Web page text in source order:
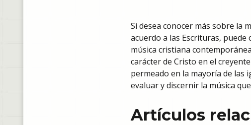
Si desea conocer más sobre la
acuerdo a las Escrituras,
música cristiana
carácter de Cristo en el
permeado en la mayoría de las
evaluar y discernir la música
Artículos